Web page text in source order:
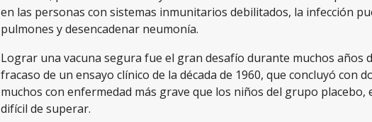
en las personas con sistemas inmunitarios debilitados, la infección
pulmones y desencadenar neumonía.
Lograr una vacuna segura fue el gran desafío durante muchos años
fracaso de un ensayo clínico de la década de 1960, que concluyó con
muchos con enfermedad más grave que los niños del grupo placebo,
difícil de superar.